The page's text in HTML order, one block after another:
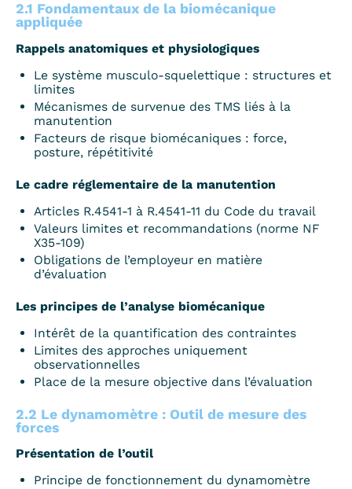
2.1 Fondamentaux de la biomécanique
appliquée
Rappels anatomiques et physiologiques
Le système musculo-squelettique : structures et
limites
Mécanismes de survenue des TMS liés à la
manutention
Facteurs de risque biomécaniques : force,
posture, répétitivité
Le cadre réglementaire de la manutention
Articles R.4541-1 à R.4541-11 du Code du travail
Valeurs limites et recommandations (norme NF
X35-109)
Obligations de l’employeur en matière
d’évaluation
Les principes de l’analyse biomécanique
Intérêt de la quantification des contraintes
Limites des approches uniquement
observationnelles
Place de la mesure objective dans l’évaluation
2.2 Le dynamomètre : Outil de mesure des
forces
Présentation de l’outil
Principe de fonctionnement du dynamomètre